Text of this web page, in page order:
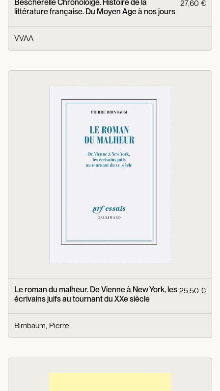
Bescherelle Chronoloige. Histoire de la
littérature française. Du Moyen Age à nos jours
27,60 €
VVAA
Le roman du malheur. De Vienne à New York, les
écrivains juifs au tournant du XXe siècle
25,50 €
Birnbaum, Pierre